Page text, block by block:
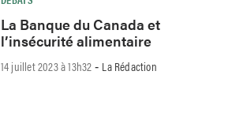
La Banque du Canada et
l’insécurité alimentaire
14 juillet 2023 à 13h32 - La Rédaction